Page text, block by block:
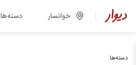
خوانسار دسته‌ها
دسته‌ها